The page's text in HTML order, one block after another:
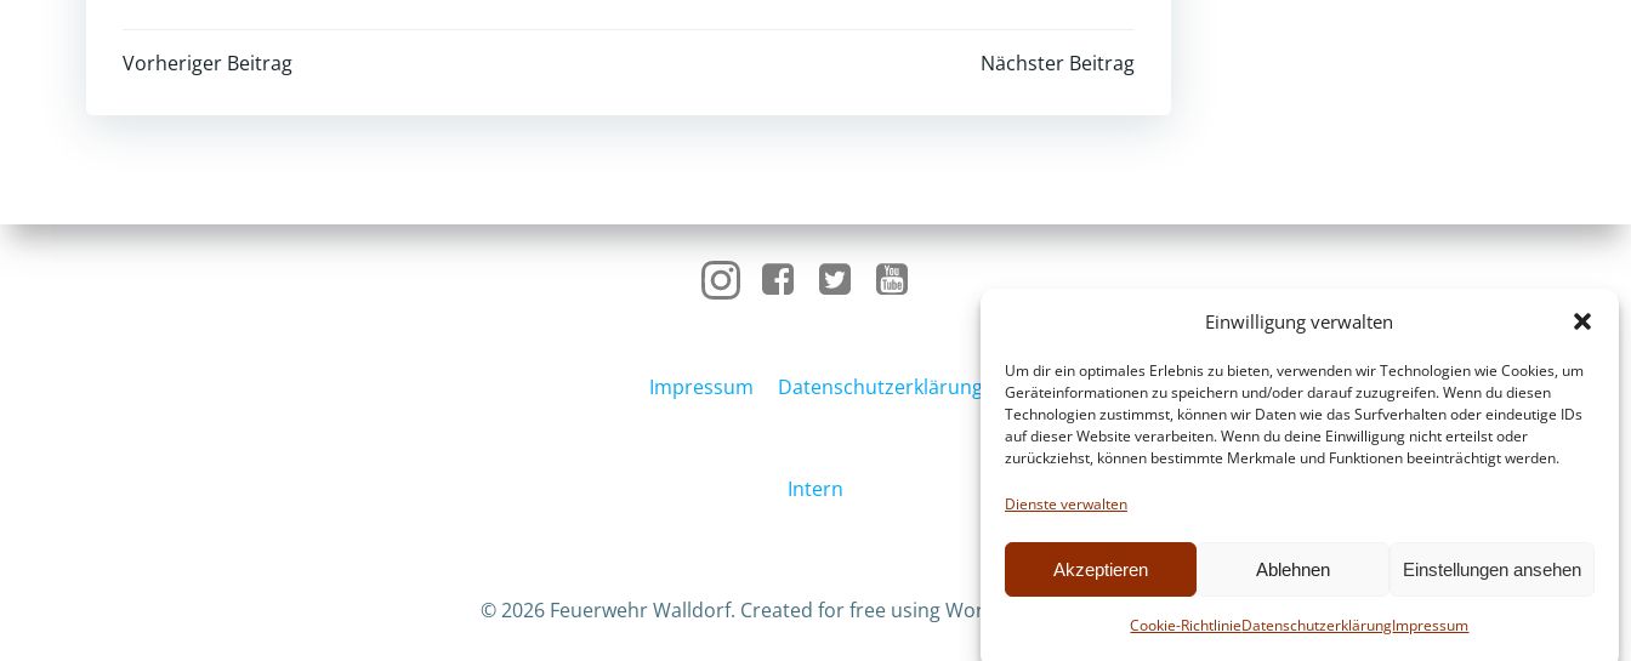
Einwilligung verwalten
Um dir ein optimales Erlebnis zu bieten, verwenden wir Technologien wie Cookies, um
Geräteinformationen zu speichern und/oder darauf zuzugreifen. Wenn du diesen
Technologien zustimmst, können wir Daten wie das Surfverhalten oder eindeutige IDs
auf dieser Website verarbeiten. Wenn du deine Einwilligung nicht erteilst oder
zurückziehst, können bestimmte Merkmale und Funktionen beeinträchtigt werden.
Dienste verwalten
Akzeptieren Ablehnen Einstellungen ansehen
Cookie-RichtlinieDatenschutzerklärungImpressum
Post
navigation
Vorheriger Beitrag
navigation
Nächster Beitrag
Impressum Datenschutzerklärung
Intern
© 2026 Feuerwehr Walldorf. Created for free using WordPress and